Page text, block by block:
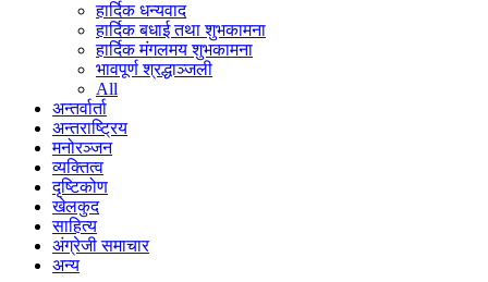
हार्दिक धन्यवाद
हार्दिक बधाई तथा शुभकामना
हार्दिक मंगलमय शुभकामना
भावपूर्ण श्रद्धाञ्जली
All
अन्तर्वार्ता
अन्तराष्ट्रिय
मनोरञ्जन
व्यक्तित्व
दृष्टिकोण
खेलकुद
साहित्य
अंग्रेजी समाचार
अन्य